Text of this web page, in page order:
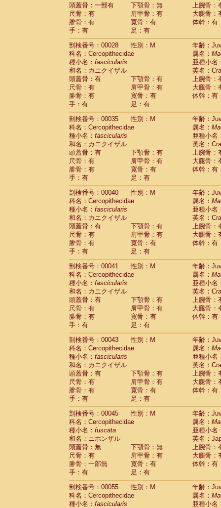
Cebidae Cebusspp.(0)
Cebidae Saimiri boliviensis
Cebidae Saimiri sciureus
Atelidae Alouatta caraya
AtelidaeAlouatta fusca
AtelidaeAlouatta seniculus
AtelidaeAlouatta
AtelidaeAteles belzebuth
Atelidae Ateles geoffroyi
Atelidae Ateles paniscus
Atelidae Atelesspp.
Atelidae Lagothrix lagothricha
AtelidaeLagothrix lagothricha cana(0)
Pitheciidae
Cacajao calvus
PitheciidaeCallicebus cupreus(0)
Pitheciidae Callicebus donacophilus(0)
Pitheciidae Callicebus moloch(0)
Pitheciidae Callicebus torquatus(0)
Pitheciidae Callicebus
Pitheciidae Chiropotes satanas
Pitheciidae Pithecia monachus
Pitheciidae Pithecia pithecia (0)
Cercopithecidae Cercocebus agilis (0)
Cercopithecidae
Cercocebus
Cercopithecidae
Cercocebus
CercopithecidaeCercocebus
CercopithecidaeCercocebus
CercopithecidaeCercocebus hybrid(0)
CercopithecidaeCercocebus
CercopithecidaeLophocebus
Cercopithecidae
(0)
Cercopithecidae Papio cynocephalus
Cercopithecidae Papio hamadryas(1)
CercopithecidaePapio papio
CercopithecidaePapio
CercopithecidaeMandrillus
CercopithecidaeMandrillus sphinx
CercopithecidaeTheropithecus
CercopithecidaeMacaca arctoides(1)
Cercopithecidae Macaca assamensis
Cercopithecidae
Macaca
CercopithecidaeMacaca cyclopis (6)
CercopithecidaeMacaca fascicularis
CercopithecidaeMacaca fuscaca
CercopithecidaeMacaca fuscata
CercopithecidaeMacaca fuscata
CercopithecidaeMacaca maura(1)
Cercopithecidae Macaca mulatta(47)
Cercopithecidae Macaca nemestrina(3)
Cercopithecidae Macaca nigra(1)
CercopithecidaeMacaca radiata(8)
CercopithecidaeMacaca silenus(1)
CercopithecidaeMacaca sinica (0)
CercopithecidaeMacaca sylvanus
CercopithecidaeMacaca thibetana (0)
Cercopithecidae Macaca tonkeana (0)
Cercopithecidae hybrid(1)
頭蓋骨：一部有
下顎骨：無
上腕骨：
尺骨：有
肩甲骨：有
大腿骨：
腓骨：有
寛骨：有
体幹：有
手：有
足：有
剖検番号：00028
性別：M
年齢：
科名：Cercopithecidae
属名：
種小名： fascicularis
亜種小名
和名：カニクイザル
英名：
頭蓋骨：有
下顎骨：有
上腕骨：
尺骨：有
肩甲骨：有
大腿骨：
腓骨：有
寛骨：有
体幹：有
手：有
足：有
剖検番号：00035
性別：M
年齢：
科名：Cercopithecidae
属名：
種小名： fascicularis
亜種小名
和名：カニクイザル
英名：
頭蓋骨：有
下顎骨：有
上腕骨：
尺骨：有
肩甲骨：有
大腿骨：
腓骨：有
寛骨：有
体幹：有
手：有
足：有
剖検番号：00040
性別：M
年齢：
科名：Cercopithecidae
属名：
種小名： fascicularis
亜種小名
和名：カニクイザル
英名：
頭蓋骨：有
下顎骨：有
上腕骨：
尺骨：有
肩甲骨：有
大腿骨：
腓骨：有
寛骨：有
体幹：有
手：有
足：有
剖検番号：00041
性別：M
年齢：
科名：Cercopithecidae
属名：
種小名： fascicularis
亜種小名
和名：カニクイザル
英名：
頭蓋骨：有
下顎骨：有
上腕骨：
尺骨：有
肩甲骨：有
大腿骨：
腓骨：有
寛骨：有
体幹：有
手：有
足：有
剖検番号：00043
性別：M
年齢：
科名：Cercopithecidae
属名：
種小名： fascicularis
亜種小名
和名：カニクイザル
英名：
頭蓋骨：有
下顎骨：有
上腕骨：
尺骨：有
肩甲骨：有
大腿骨：
腓骨：有
寛骨：有
体幹：有
手：有
足：有
剖検番号：00045
性別：M
年齢：
科名：Cercopithecidae
属名：
種小名： fuscata
亜種小名
和名：ニホンザル
英名：
頭蓋骨：無
下顎骨：無
上腕骨：
尺骨：有
肩甲骨：有
大腿骨：
腓骨：一部無
寛骨：有
体幹：有
手：有
足：有
剖検番号：00055
性別：M
年齢：
科名：Cercopithecidae
属名：
種小名： fascicularis
亜種小名